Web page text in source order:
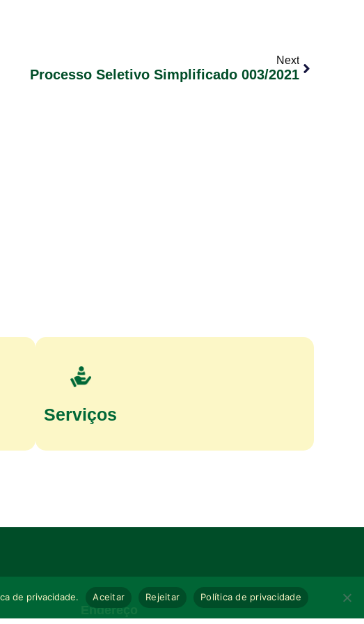
Next
Processo Seletivo Simplificado 003/2021
Serviços
Endereço
de privacidade. Aceitar Rejeitar Política de privacidade